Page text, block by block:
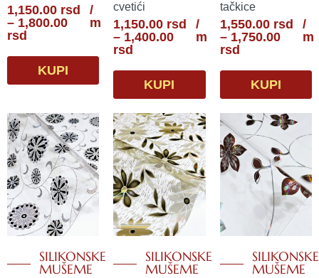
1,150.00 rsd
– 1,800.00
rsd
Raspon
cena:
rsd
do
1,800.00
/
m
KUPI
cvetići
1,150.00 rsd
– 1,400.00
rsd
Raspon
cena:
rsd
do
1,400.00
rsd
/
m
KUPI
tačkice
1,550.00rsd
– 1,750.00
rsd
Raspon
cena:
od
rsd
do
1,750.00
rsd
/
m
KUPI
SILIKONSKE
MUŠEME
SILIKONSKE
MUŠEME
SILIKONSKE
MUŠEME